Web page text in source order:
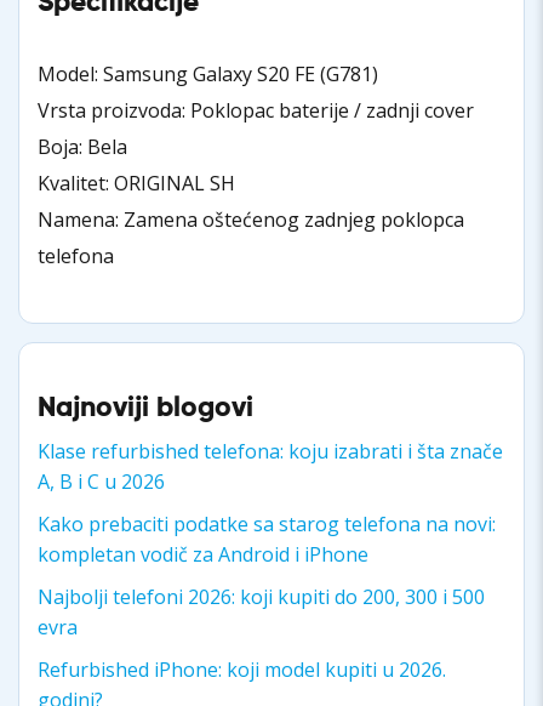
Model: Samsung Galaxy S20 FE (G781)
Vrsta proizvoda: Poklopac baterije / zadnji cover
Boja: Bela
Kvalitet: ORIGINAL SH
Namena: Zamena oštećenog zadnjeg poklopca
telefona
Najnoviji blogovi
Klase refurbished telefona: koju izabrati i šta znače
A, B i C u 2026
Kako prebaciti podatke sa starog telefona na novi:
kompletan vodič za Android i iPhone
Najbolji telefoni 2026: koji kupiti do 200, 300 i 500
evra
Refurbished iPhone: koji model kupiti u 2026.
godini?